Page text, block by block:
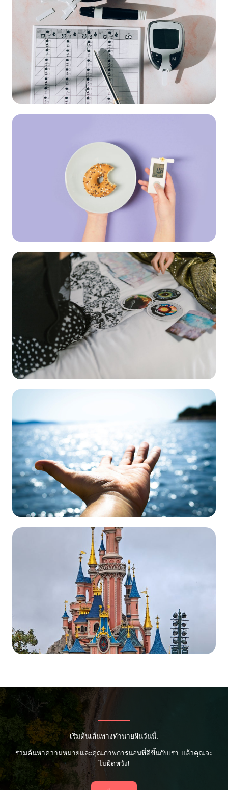
เริ่มต้นเส้นทางทำนายฝันวันนี้!
ร่วมค้นหาความหมายและคุณภาพการนอนที่ดีขึ้นกับเรา แล้วคุณจะ
ไม่ผิดหวัง!